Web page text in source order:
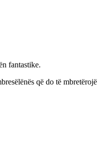
fantastike.
që do të